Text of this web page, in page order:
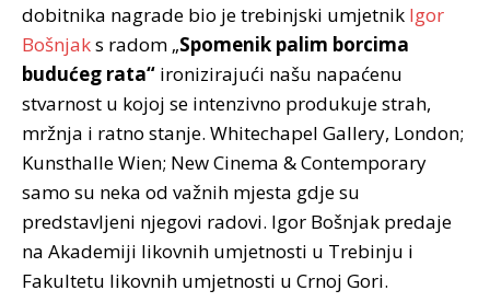
dobitnika nagrade bio je trebinjski umjetnik Igor
Bošnjaks radom „Spomenik palim borcima
budućeg rata“ ironizirajući našu napaćenu
stvarnost u kojoj se intenzivno produkuje strah,
mržnja i ratno stanje. Whitechapel Gallery, London;
Kunsthalle Wien; New Cinema & Contemporary
samo su neka od važnih mjesta gdje su
predstavljeni njegovi radovi. Igor Bošnjak predaje
na Akademiji likovnih umjetnosti u Trebinju i
Fakultetu likovnih umjetnosti u Crnoj Gori.